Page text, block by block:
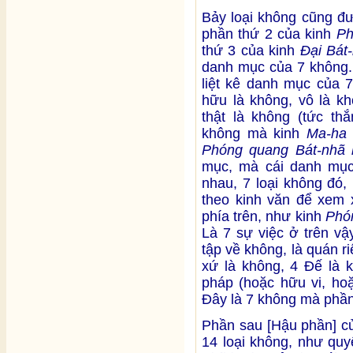
Bảy loại không cũng
phần thứ 2 của kinh
thứ 3 của kinh Đại
danh mục của 7
liệt kê danh mục của
hữu là không, vô là
thật là không (tức
không mà kinh Ma-
Phóng quang Bát-nhã
mục, mà cái danh
nhau, 7 loại không
theo kinh văn để
phía trên, như kinh
Là 7 sự việc ở trên
tập về không, là quán
xứ là không, 4 Đế là
pháp (hoặc hữu vi,
Đây là 7 không mà
Phần sau [Hậu phần]
14 loại không, như